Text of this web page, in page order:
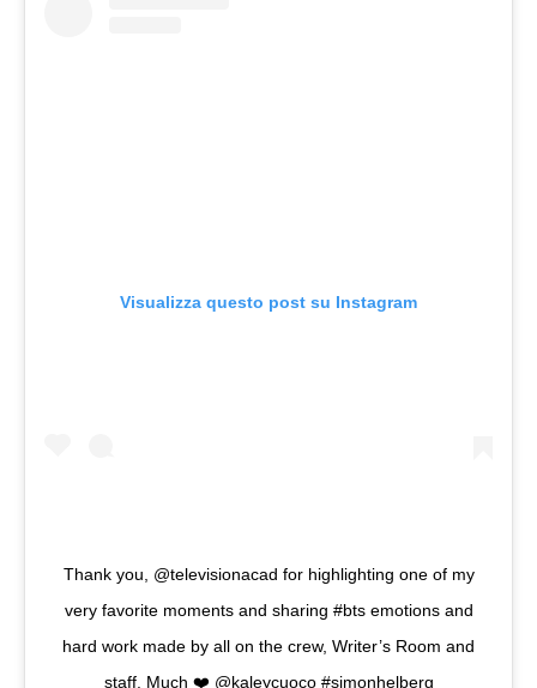
Visualizza questo post su Instagram
Thank you, @televisionacad for highlighting one of my
very favorite moments and sharing #bts emotions and
hard work made by all on the crew, Writer’s Room and
staff. Much ❤️ @kaleycuoco #simonhelberg